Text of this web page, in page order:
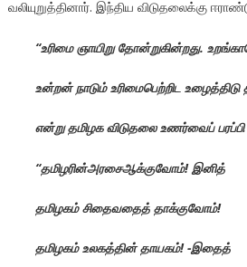
வலியுறுத்தினார். இந்திய விடுதலைக்கு
“உரிமை ஞாயிறு தோன்றுகின்றது.
உன்றன் நாடும் உரிமைபெற்றிட உழைத்திடு
என்று தமிழக விடுதலை உணர்வைப்
“தமிழரின்அரசைஆக்குவோம்! இனித்
தமிழகம் சிதைவதைத் தாக்குவோம்!
தமிழகம் உலகத்தின் தாயகம்! -இதைத்